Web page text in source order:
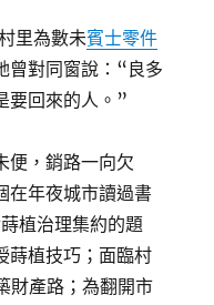
里為數未賓士零件
曾對同窗說：“良多
要回來的人。”
便，銷路一向欠
在年夜城市讀過書
植治理集約的題
蒔植技巧；面臨村
財產路；為翻開市